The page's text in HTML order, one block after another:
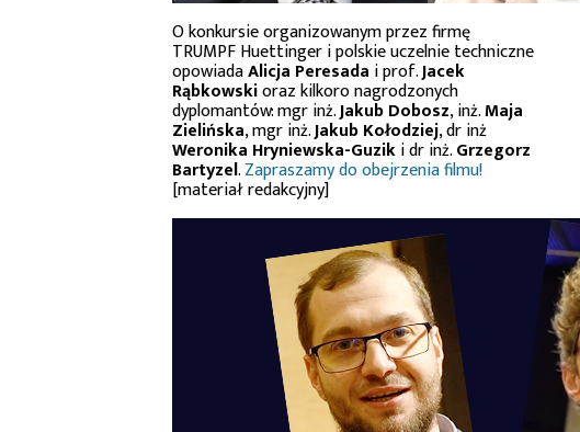
O konkursie organizowanym przez firmę
TRUMPF Huettinger i polskie uczelnie techniczne
opowiadaAlicja Peresada i prof.Jacek
Rąbkowskioraz kilkoro nagrodzonych
dyplomantów: mgr inż.Jakub Dobosz, inż.Maja
Zielińska, mgr inż.Jakub Kołodziej, dr inż
Weronika Hryniewska-Guziki dr inż.Grzegorz
Bartyzel.Zapraszamy do obejrzenia filmu!
[materiał redakcyjny]